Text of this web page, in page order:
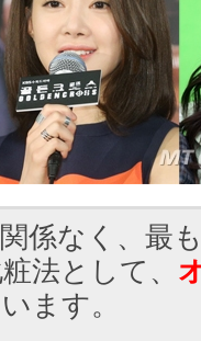
係なく、最
法として、
ます。